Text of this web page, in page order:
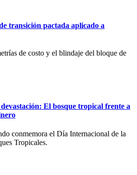
transición pactada aplicado a
de costo y el blindaje del bloque de
El bosque tropical frente a
conmemora el Día Internacional de la
Tropicales.